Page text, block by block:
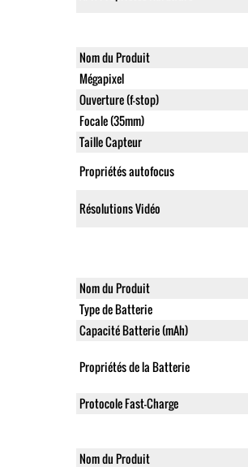
Nom du Produit
Mégapixel
Ouverture (f-stop)
Focale (35mm)
Taille Capteur
Propriétés autofocus
Résolutions Vidéo
Nom du Produit
Type de Batterie
Capacité Batterie (mAh)
Propriétés de la Batterie
Protocole Fast-Charge
Nom du Produit